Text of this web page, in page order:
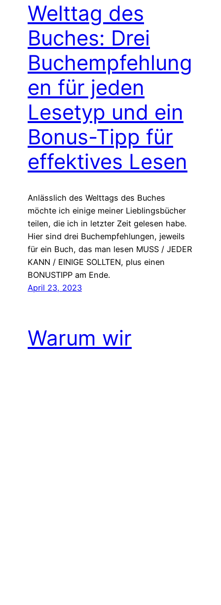
Welttag des
Buches: Drei
Buchempfehlung
en für jeden
Lesetyp und ein
Bonus-Tipp für
effektives Lesen
Anlässlich des Welttags des Buches
möchte ich einige meiner Lieblingsbücher
teilen, die ich in letzter Zeit gelesen habe.
Hier sind drei Buchempfehlungen, jeweils
für ein Buch, das man lesen MUSS / JEDER
KANN / EINIGE SOLLTEN, plus einen
BONUSTIPP am Ende.
April 23, 2023
Warum wir